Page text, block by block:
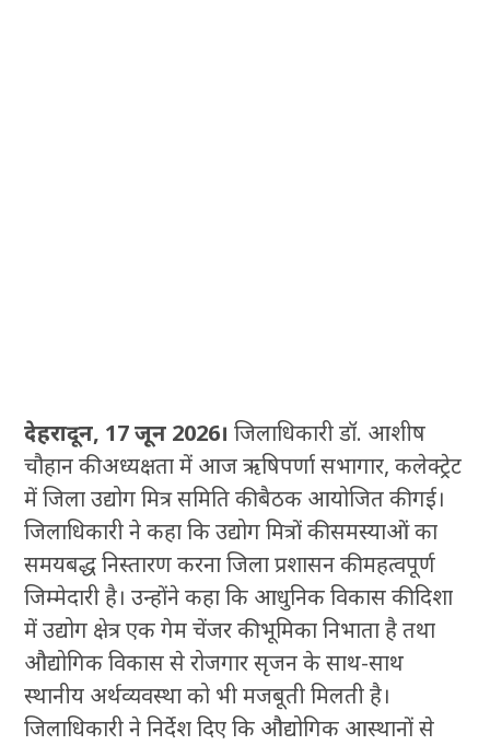
देहरादून, 17 जून 2026। जिलाधिकारी डॉ. आशीष
चौहान की अध्यक्षता में आज ऋषिपर्णा सभागार, कलेक्ट्रेट
में जिला उद्योग मित्र समिति की बैठक आयोजित की गई।
जिलाधिकारी ने कहा कि उद्योग मित्रों की समस्याओं का
समयबद्ध निस्तारण करना जिला प्रशासन की महत्वपूर्ण
जिम्मेदारी है। उन्होंने कहा कि आधुनिक विकास की दिशा
में उद्योग क्षेत्र एक गेम चेंजर की भूमिका निभाता है तथा
औद्योगिक विकास से रोजगार सृजन के साथ-साथ
स्थानीय अर्थव्यवस्था को भी मजबूती मिलती है।
जिलाधिकारी ने निर्देश दिए कि औद्योगिक आस्थानों से